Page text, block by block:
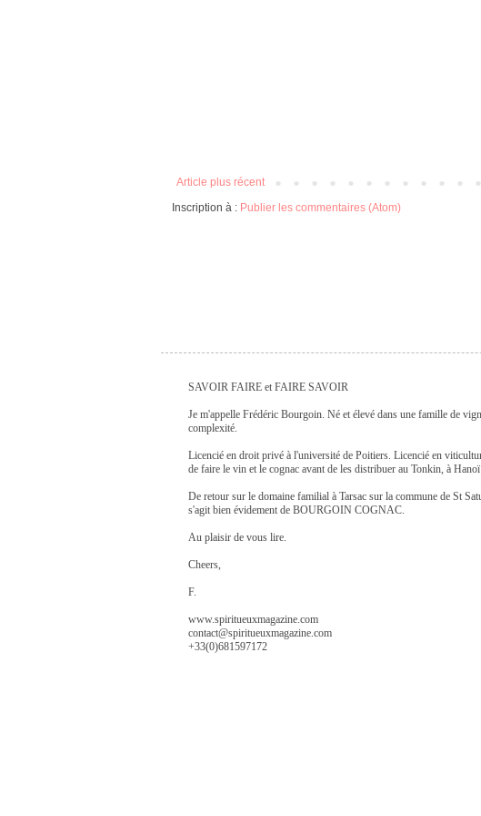
Article plus récent
Inscription à : Publier les commentaires (Atom)
SAVOIR FAIRE et FAIRE SAVOIR
Je m'appelle Frédéric Bourgoin. Né et élevé dans une famille de
complexité.
Licencié en droit privé à l'université de Poitiers. Licencié en
de faire le vin et le cognac avant de les distribuer au Tonkin, à
De retour sur le domaine familial à Tarsac sur la commune de St
s'agit bien évidement de BOURGOIN COGNAC.
Au plaisir de vous lire.
Cheers,
F.
www.spiritueuxmagazine.com
contact@spiritueuxmagazine.com
+33(0)681597172